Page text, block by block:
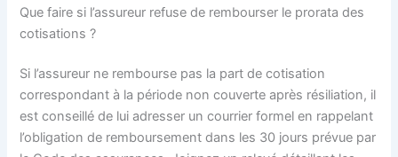
Que faire si l’assureur refuse de rembourser le prorata des
cotisations ?
Si l’assureur ne rembourse pas la part de cotisation
correspondant à la période non couverte après résiliation, il
est conseillé de lui adresser un courrier formel en rappelant
l’obligation de remboursement dans les 30 jours prévue par